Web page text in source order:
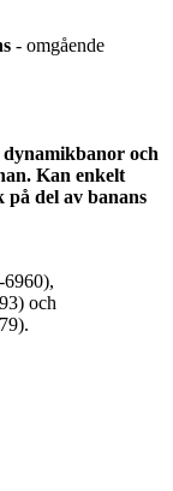
- omgående
dynamikbanor och
Kan enkelt
del av banans
och